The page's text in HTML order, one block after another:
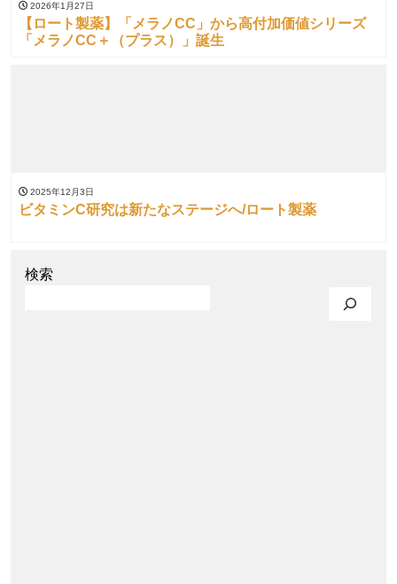
2026年1月27日
【ロート製薬】「メラノCC」から高付加価値シリーズ
「メラノCC＋（プラス）」誕生
2025年12月3日
ビタミンC研究は新たなステージへ/ロート製薬
検索